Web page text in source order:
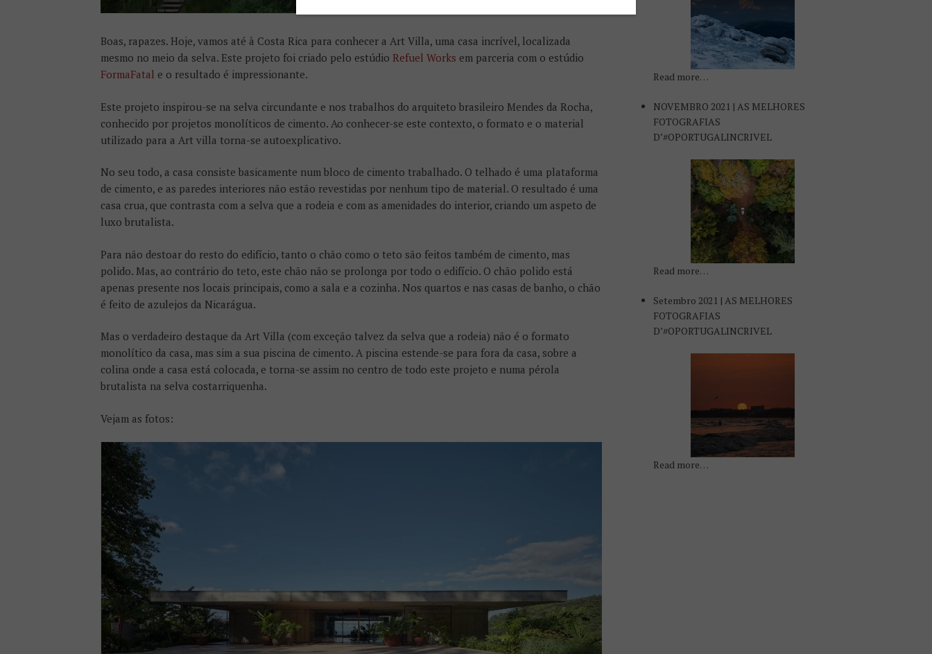
Boas, rapazes. Hoje, vamos até à Costa Rica para conhecer a Art Villa, uma casa incrível, localizada
mesmo no meio da selva. Este projeto foi criado pelo estúdio Refuel Works em parceria com o estúdio
FormaFatal e o resultado é impressionante.
Este projeto inspirou-se na selva circundante e nos trabalhos do arquiteto brasileiro Mendes da Rocha,
conhecido por projetos monolíticos de cimento. Ao conhecer-se este contexto, o formato e o material
utilizado para a Art villa torna-se autoexplicativo.
No seu todo, a casa consiste basicamente num bloco de cimento trabalhado. O telhado é uma plataforma
de cimento, e as paredes interiores não estão revestidas por nenhum tipo de material. O resultado é uma
casa crua, que contrasta com a selva que a rodeia e com as amenidades do interior, criando um aspeto de
luxo brutalista.
Para não destoar do resto do edifício, tanto o chão como o teto são feitos também de cimento, mas
polido. Mas, ao contrário do teto, este chão não se prolonga por todo o edifício. O chão polido está
apenas presente nos locais principais, como a sala e a cozinha. Nos quartos e nas casas de banho, o chão
é feito de azulejos da Nicarágua.
Mas o verdadeiro destaque da Art Villa (com exceção talvez da selva que a rodeia) não é o formato
monolítico da casa, mas sim a sua piscina de cimento. A piscina estende-se para fora da casa, sobre a
colina onde a casa está colocada, e torna-se assim no centro de todo este projeto e numa pérola
brutalista na selva costarriquenha.
Vejam as fotos:
Read more…
NOVEMBRO 2021 | AS MELHORES
FOTOGRAFIAS
D’#OPORTUGALINCRIVEL
Read more…
Setembro 2021 | AS MELHORES
FOTOGRAFIAS
D’#OPORTUGALINCRIVEL
Read more…